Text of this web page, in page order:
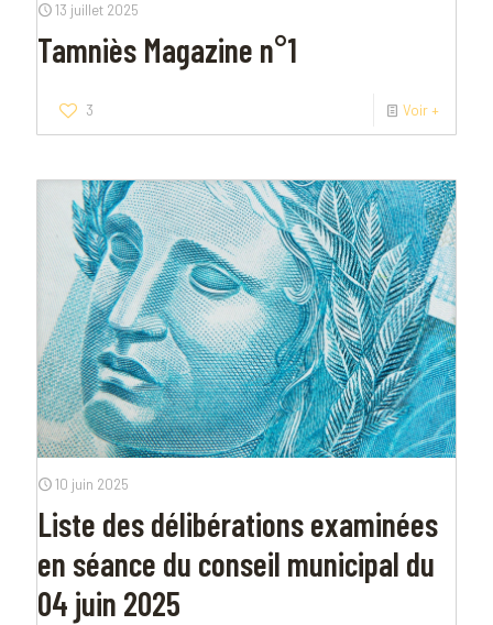
13 juillet 2025
Tamniès Magazine n°1
3 Voir +
10 juin 2025
Liste des délibérations examinées
en séance du conseil municipal du
04 juin 2025